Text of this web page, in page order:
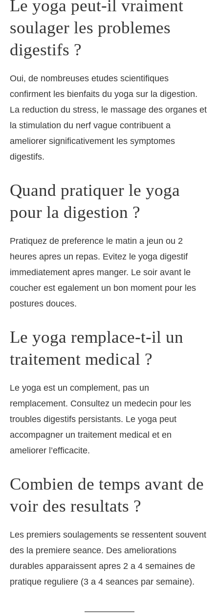
Le yoga peut-il vraiment
soulager les problemes
digestifs ?
Oui, de nombreuses etudes scientifiques
confirment les bienfaits du yoga sur la digestion.
La reduction du stress, le massage des organes et
la stimulation du nerf vague contribuent a
ameliorer significativement les symptomes
digestifs.
Quand pratiquer le yoga
pour la digestion ?
Pratiquez de preference le matin a jeun ou 2
heures apres un repas. Evitez le yoga digestif
immediatement apres manger. Le soir avant le
coucher est egalement un bon moment pour les
postures douces.
Le yoga remplace-t-il un
traitement medical ?
Le yoga est un complement, pas un
remplacement. Consultez un medecin pour les
troubles digestifs persistants. Le yoga peut
accompagner un traitement medical et en
ameliorer l’efficacite.
Combien de temps avant de
voir des resultats ?
Les premiers soulagements se ressentent souvent
des la premiere seance. Des ameliorations
durables apparaissent apres 2 a 4 semaines de
pratique reguliere (3 a 4 seances par semaine).